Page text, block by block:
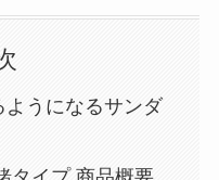
うになるサンダ